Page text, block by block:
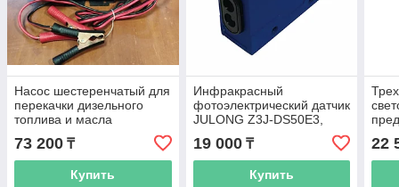
Насос шестеренчатый для
перекачки дизельного
топлива и масла
AOCHENG, 24 В, 80 л/мин
73 200 ₸
Купить
Инфракрасный
фотоэлектрический датчик
JULONG Z3J-DS50E3,
DC12-24V
19 000₸
Купить
22